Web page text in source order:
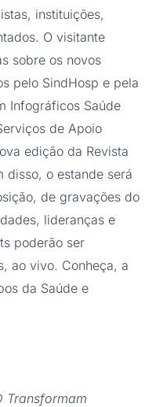
instituições,
O visitante
sobre os novos
pelo SindHosp e pela
Infográficos Saúde
de Apoio
edição da Revista
o estande será
de gravações do
lideranças e
poderão ser
ao vivo. Conheça, a
da Saúde e
Transformam